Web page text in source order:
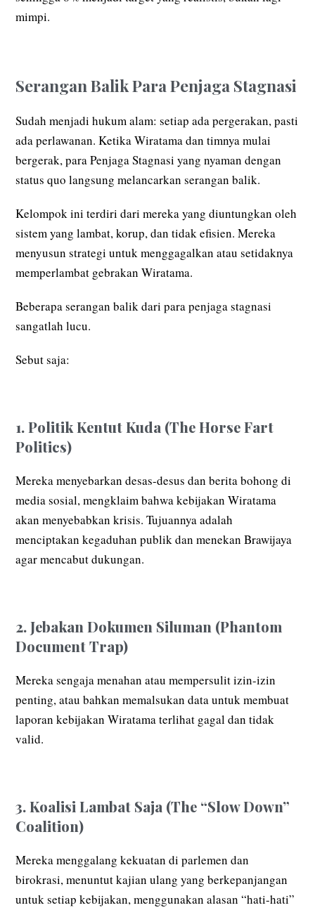
mimpi.
Serangan Balik Para Penjaga Stagnasi
Sudah menjadi hukum alam: setiap ada pergerakan, pasti
ada perlawanan. Ketika Wiratama dan timnya mulai
bergerak, para Penjaga Stagnasi yang nyaman dengan
status quo langsung melancarkan serangan balik.
Kelompok ini terdiri dari mereka yang diuntungkan oleh
sistem yang lambat, korup, dan tidak efisien. Mereka
menyusun strategi untuk menggagalkan atau setidaknya
memperlambat gebrakan Wiratama.
Beberapa serangan balik dari para penjaga stagnasi
sangatlah lucu.
Sebut saja:
1. Politik Kentut Kuda (The Horse Fart
Politics)
Mereka menyebarkan desas-desus dan berita bohong di
media sosial, mengklaim bahwa kebijakan Wiratama
akan menyebabkan krisis. Tujuannya adalah
menciptakan kegaduhan publik dan menekan Brawijaya
agar mencabut dukungan.
2. Jebakan Dokumen Siluman (Phantom
Document Trap)
Mereka sengaja menahan atau mempersulit izin-izin
penting, atau bahkan memalsukan data untuk membuat
laporan kebijakan Wiratama terlihat gagal dan tidak
valid.
3. Koalisi Lambat Saja (The “Slow Down”
Coalition)
Mereka menggalang kekuatan di parlemen dan
birokrasi, menuntut kajian ulang yang berkepanjangan
untuk setiap kebijakan, menggunakan alasan “hati-hati”